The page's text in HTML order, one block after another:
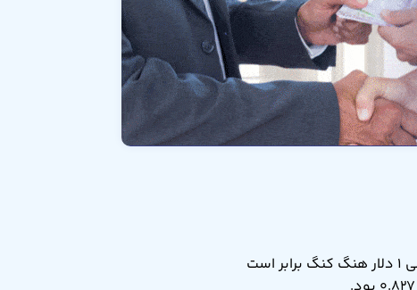
نرخ تبدیل دلار هنگ کنگ به کرون دانمارک امروز جمعه ۱۶ مرداد ۱۴۰۵ برابر ۰.۸۲۷ است. یعنی ۱ دلار هنگ کنگ برابر است